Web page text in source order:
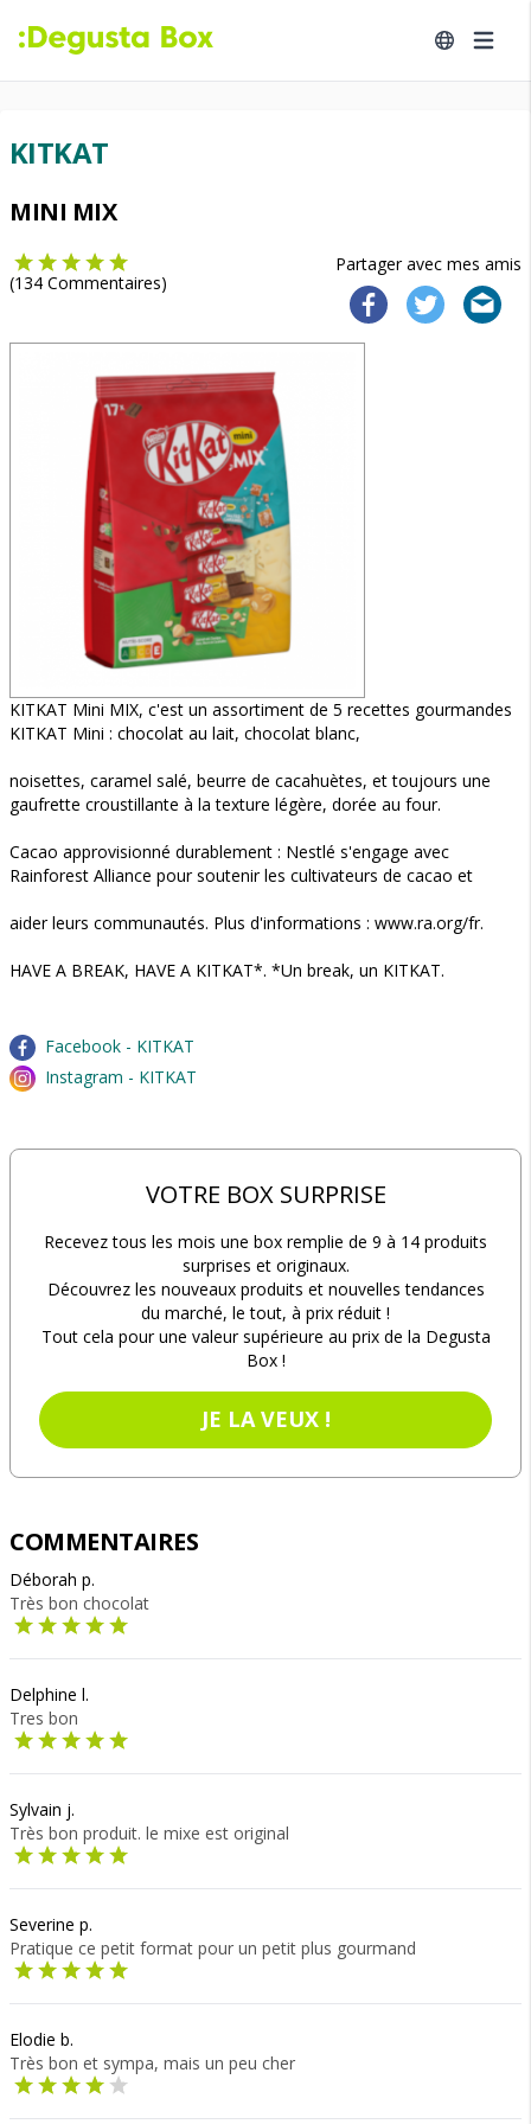
KITKAT
MINI MIX
Partager avec mes amis
(134 Commentaires)
KITKAT Mini MIX, c'est un assortiment de 5 recettes gourmandes
KITKAT Mini : chocolat au lait, chocolat blanc,
noisettes, caramel salé, beurre de cacahuètes, et toujours une
gaufrette croustillante à la texture légère, dorée au four.
Cacao approvisionné durablement : Nestlé s'engage avec
Rainforest Alliance pour soutenir les cultivateurs de cacao et
aider leurs communautés. Plus d'informations : www.ra.org/fr.
HAVE A BREAK, HAVE A KITKAT*. *Un break, un KITKAT.
Facebook - KITKAT
Instagram - KITKAT
VOTRE BOX SURPRISE
Recevez tous les mois une box remplie de 9 à 14 produits
surprises et originaux.
Découvrez les nouveaux produits et nouvelles tendances
du marché, le tout, à prix réduit !
Tout cela pour une valeur supérieure au prix de la Degusta
Box !
JE LA VEUX !
COMMENTAIRES
Déborah p.
Très bon chocolat
Delphine l.
Tres bon
Sylvain j.
Très bon produit. le mixe est original
Severine p.
Pratique ce petit format pour un petit plus gourmand
Elodie b.
Très bon et sympa, mais un peu cher